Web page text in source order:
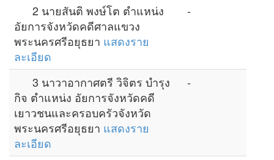
2 นายสันติ พงษ์โต ตำแหน่ง
อัยการจังหวัดคดีศาลแขวง
พระนครศรีอยุธยา แสดงราย
ละเอียด
-
3 นาวาอากาศตรี วิจิตร บำรุง
กิจ ตำแหน่ง อัยการจังหวัดคดี
เยาวชนและครอบครัวจังหวัด
พระนครศรีอยุธยา แสดงราย
ละเอียด
-